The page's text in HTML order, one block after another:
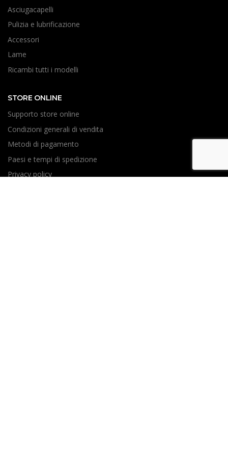
Asciugacapelli
Pulizia e lubrificazione
Accessori
Lame
Ricambi tutti i modelli
STORE ONLINE
Supporto store online
Condizioni generali di vendita
Metodi di pagamento
Paesi e tempi di spedizione
Privacy policy